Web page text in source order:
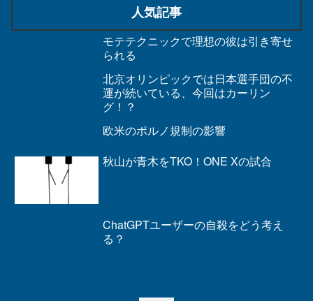
人気記事
モテテクニックで理想の彼は引き寄せ
られる
北京オリンピックでは日本選手団の不
運が続いている、今回はカーリン
グ！？
欧米のポルノ規制の影響
秋山が青木をTKO！ONE Xの試合
ChatGPTユーザーの自殺をどう考え
る？